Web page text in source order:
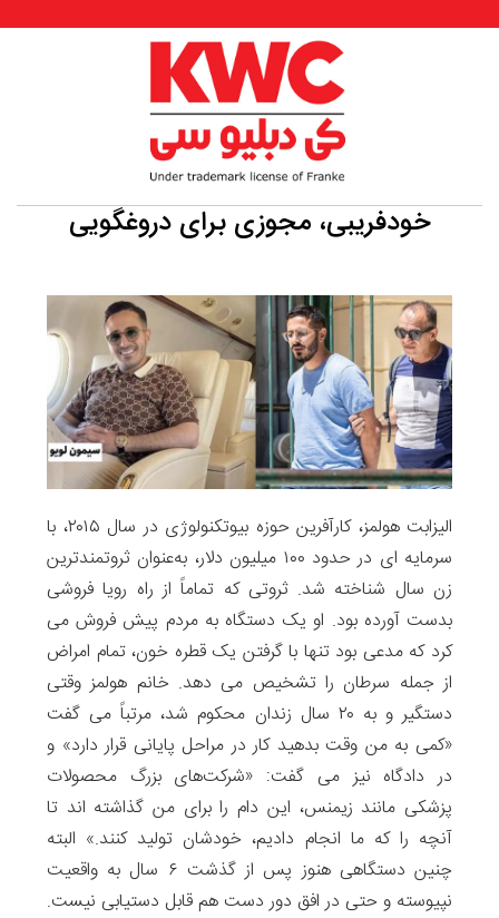
خودفریبی، مجوزی برای دروغگویی
الیزابت هولمز، کارآفرین حوزه بیوتکنولوژی در سال ۲۰۱۵، با
سرمایه ای در حدود ۱۰۰ میلیون دلار، به‌عنوان ثروتمندترین
زن سال شناخته شد. ثروتی که تماماً از راه رویا فروشی
بدست آورده بود. او یک دستگاه به مردم پیش فروش می
کرد که مدعی بود تنها با گرفتن یک قطره خون، تمام امراض
از جمله سرطان را تشخیص می دهد. خانم هولمز وقتی
دستگیر و به ۲۰ سال زندان محکوم شد، مرتباً می گفت
«کمی به من وقت بدهید کار در مراحل پایانی قرار دارد» و
در دادگاه نیز می گفت: «شرکت‌های بزرگ محصولات
پزشکی مانند زیمنس، این دام را برای من گذاشته اند تا
آنچه را که ما انجام دادیم، خودشان تولید کنند.» البته
چنین دستگاهی هنوز پس از گذشت ۶ سال به واقعیت
نپیوسته و حتی در افق دور دست هم قابل دستیابی نیست.